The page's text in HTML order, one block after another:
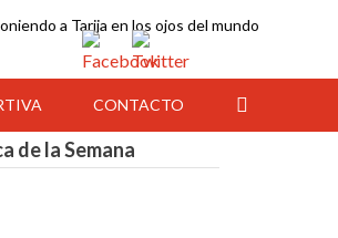
a Tarija en los ojos del mundo
CONTACTO
de la Semana